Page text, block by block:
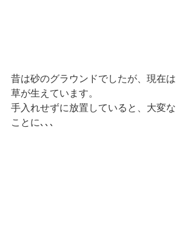
昔は砂のグラウンドでしたが、現在は
草が生えています。
手入れせずに放置していると、大変な
ことに､､､